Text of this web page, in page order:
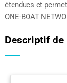
étendues et
ONE-BOAT
Descriptif de